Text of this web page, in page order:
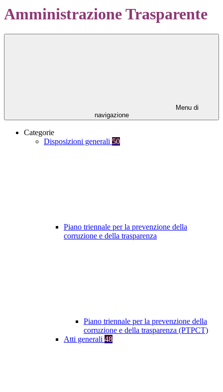
Amministrazione Trasparente
Menu di
navigazione
Categorie
Disposizioni generali 50
Piano triennale per la prevenzione della
corruzione e della trasparenza
Piano triennale per la prevenzione della
corruzione e della trasparenza (PTPCT)
Atti generali 48